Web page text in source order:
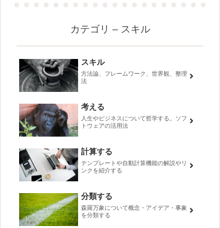
カテゴリ – スキル
スキル
方法論、フレームワーク、世界観、整理
法
考える
人生やビジネスについて哲学する。ソフ
トウェアの活用法
計算する
テンプレートや自動計算機能の解説やリ
ンクを紹介する
分類する
森羅万象について概念・アイデア・事象
を分類する